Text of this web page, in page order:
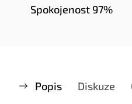
Spokojenost 97%
Popis Diskuze